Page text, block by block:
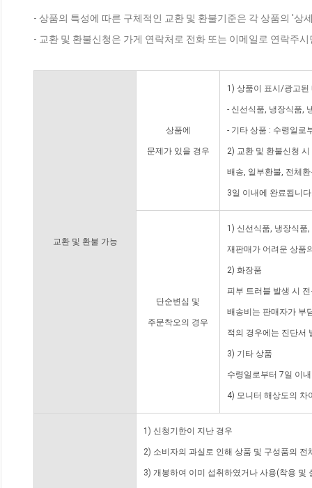
- 상품의 특성에 따른 구체적인 교환 및 환불기준은 각 상품의 '상
- 교환 및 환불신청은 가게 연락처로 전화 또는 이메일로 연락주
교환 및 환불 가능
상품에
문제가 있을 경우
1) 상품이 표시/광고된
- 신선식품, 냉장식품,
- 기타 상품 : 수령일로
2) 교환 및 환불신청
배송, 일부환불, 전체
3일 이내에 완료됩니
단순변심 및
주문착오의 경우
1) 신선식품, 냉장식품
재판매가 어려운 상품
2) 화장품
피부 트러블 발생 시
배송비는 판매자가 부
적의 경우에는 진단서
3) 기타 상품
수령일로부터 7일 이
4) 모니터 해상도의 차
1) 신청기한이 지난 경우
2) 소비자의 과실로 인해 상품 및 구성품의
3) 개봉하여 이미 섭취하였거나 사용(착용 및